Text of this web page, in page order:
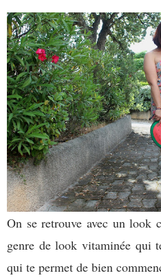
On se retrouve avec un look
genre de look vitaminée qui
qui te permet de bien